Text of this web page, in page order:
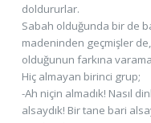
doldururlar.
Sabah olduğunda bir de
madeninden geçmişler
olduğunun farkına
Hiç almayan birinci grup;
-Ah niçin almadık! Nasıl
alsaydık! Bir tane bari